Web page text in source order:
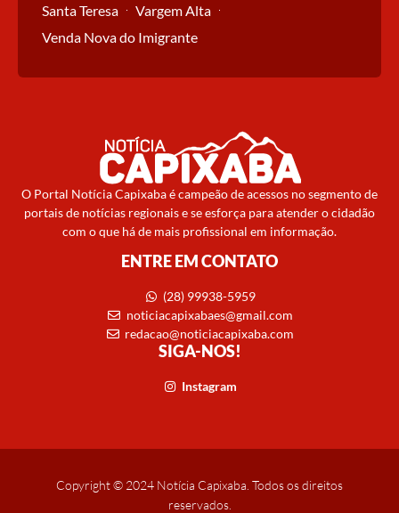
Santa Teresa
Vargem Alta
Venda Nova do Imigrante
O Portal Notícia Capixaba é campeão de acessos no segmento de
portais de notícias regionais e se esforça para atender o cidadão
com o que há de mais profissional em informação.
ENTRE EM CONTATO
(28) 99938-5959
noticiacapixabaes@gmail.com
redacao@noticiacapixaba.com
SIGA-NOS!
Instagram
Copyright © 2024 Notícia Capixaba. Todos os direitos
reservados.